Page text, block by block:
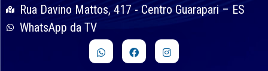
Rua Davino Mattos, 417 - Centro Guarapari – ES
WhatsApp da TV